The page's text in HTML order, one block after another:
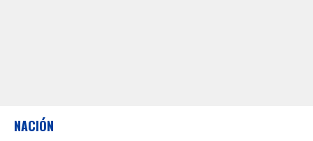
NACIÓN